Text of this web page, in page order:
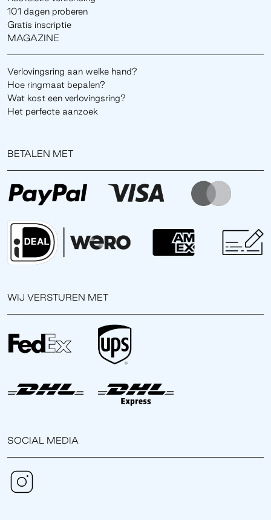
101 dagen proberen
Gratis inscriptie
MAGAZINE
Verlovingsring aan welke hand?
Hoe ringmaat bepalen?
Wat kost een verlovingsring?
Het perfecte aanzoek
BETALEN MET
WIJ VERSTUREN MET
SOCIAL MEDIA